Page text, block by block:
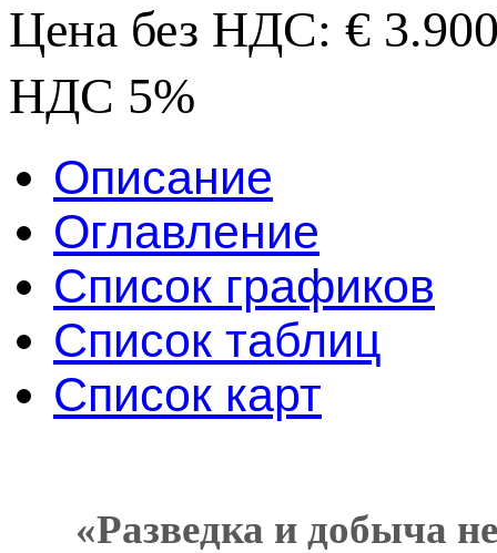
Цена без НДС: €
НДС 5%
Описание
Оглавление
Список графиков
Список таблиц
Список карт
«Разведка и добыча